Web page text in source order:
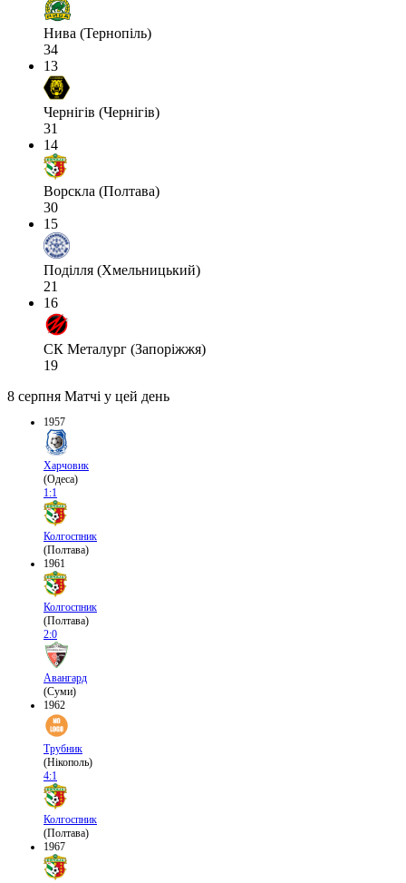
Нива (Тернопіль)
34
13
Чернігів (Чернігів)
31
14
Ворскла (Полтава)
30
15
Поділля (Хмельницький)
21
16
СК Металург (Запоріжжя)
19
8 серпня Матчі у цей день
1957
Харчовик
(Одеса)
1:1
Колгоспник
(Полтава)
1961
Колгоспник
(Полтава)
2:0
Авангард
(Суми)
1962
Трубник
(Нікополь)
4:1
Колгоспник
(Полтава)
1967